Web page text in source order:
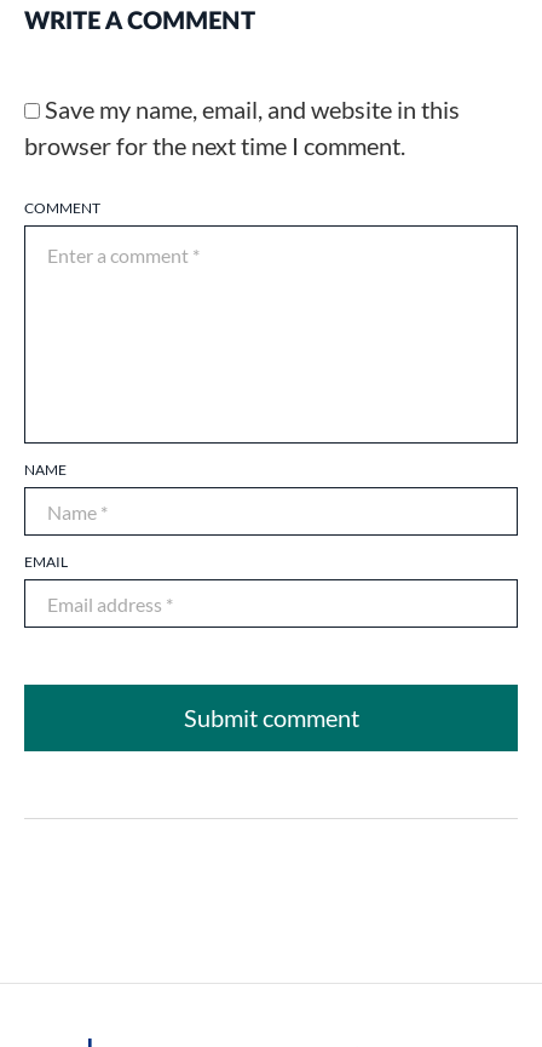
WRITE A COMMENT
COMMENT
NAME
EMAIL
Save my name, email, and website in this
browser for the next time I comment.